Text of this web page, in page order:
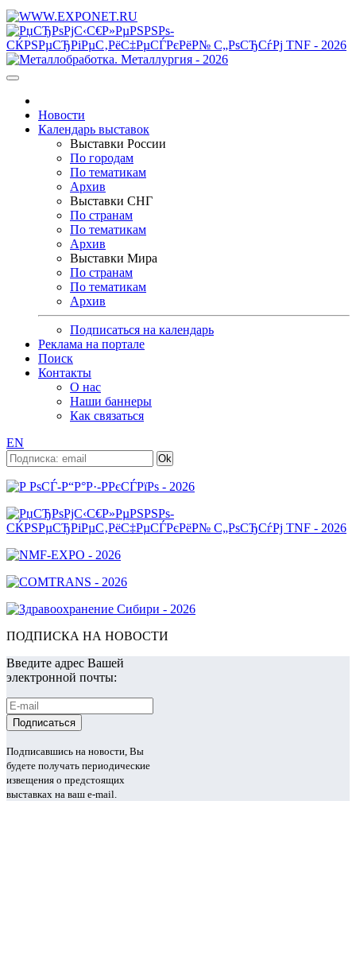
Новости
Календарь выставок
Выставки России
По городам
По тематикам
Архив
Выставки СНГ
По странам
По тематикам
Архив
Выставки Мира
По странам
По тематикам
Архив
Подписаться на календарь
Реклама на портале
Поиск
Контакты
О нас
Наши баннеры
Как связаться
EN
ПОДПИСКА НА НОВОСТИ
Введите адрес Вашей
электронной почты:
Подписавшись на новости, Вы
будете получать периодические
извещения о предстоящих
выставках на ваш e-mail.